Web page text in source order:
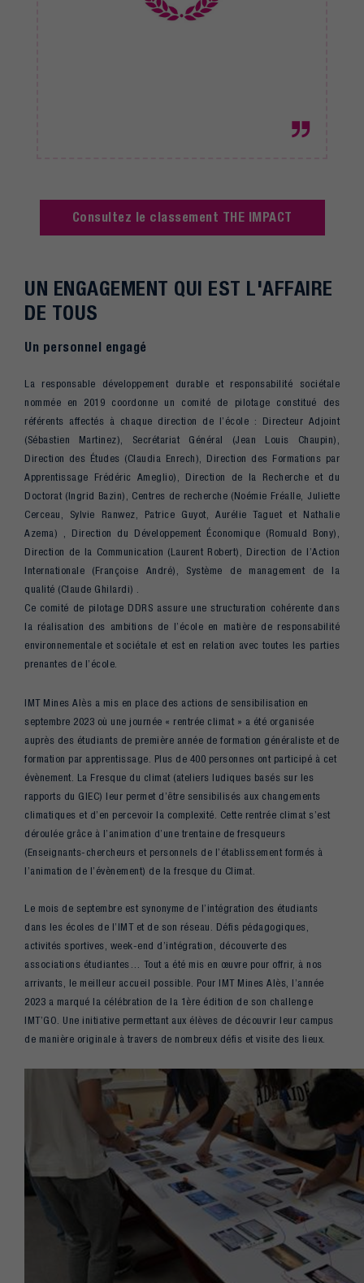
Consultez le classement THE IMPACT
UN ENGAGEMENT QUI EST L'AFFAIRE
DE TOUS
Un personnel engagé
La responsable développement durable et responsabilité sociétale
nommée en 2019 coordonne un comité de pilotage constitué des
référents affectés à chaque direction de l’école : Directeur Adjoint
(Sébastien Martinez), Secrétariat Général (Jean Louis Chaupin),
Direction des Études (Claudia Enrech), Direction des Formations par
Apprentissage Frédéric Ameglio), Direction de la Recherche et du
Doctorat (Ingrid Bazin), Centres de recherche (Noémie Fréalle, Juliette
Cerceau, Sylvie Ranwez, Patrice Guyot, Aurélie Taguet et Nathalie
Azema) , Direction du Développement Économique (Romuald Bony),
Direction de la Communication (Laurent Robert), Direction de l’Action
Internationale (Françoise André), Système de management de la
qualité (Claude Ghilardi) .
Ce comité de pilotage DDRS assure une structuration cohérente dans
la réalisation des ambitions de l’école en matière de responsabilité
environnementale et sociétale et est en relation avec toutes les parties
prenantes de l’école.
IMT Mines Alès a mis en place des actions de sensibilisation en
septembre 2023 où une journée « rentrée climat » a été organisée
auprès des étudiants de première année de formation généraliste et de
formation par apprentissage. Plus de 400 personnes ont participé à cet
évènement. La Fresque du climat (ateliers ludiques basés sur les
rapports du GIEC) leur permet d’être sensibilisés aux changements
climatiques et d’en percevoir la complexité. Cette rentrée climat s’est
déroulée grâce à l’animation d’une trentaine de fresqueurs
(Enseignants-chercheurs et personnels de l’établissement formés à
l’animation de l’évènement) de la fresque du Climat.
Le mois de septembre est synonyme de l’intégration des étudiants
dans les écoles de l’IMT et de son réseau. Défis pédagogiques,
activités sportives, week-end d’intégration, découverte des
associations étudiantes… Tout a été mis en œuvre pour offrir, à nos
arrivants, le meilleur accueil possible. Pour IMT Mines Alès, l’année
2023 a marqué la célébration de la 1ère édition de son challenge
IMT’GO. Une initiative permettant aux élèves de découvrir leur campus
de manière originale à travers de nombreux défis et visite des lieux.